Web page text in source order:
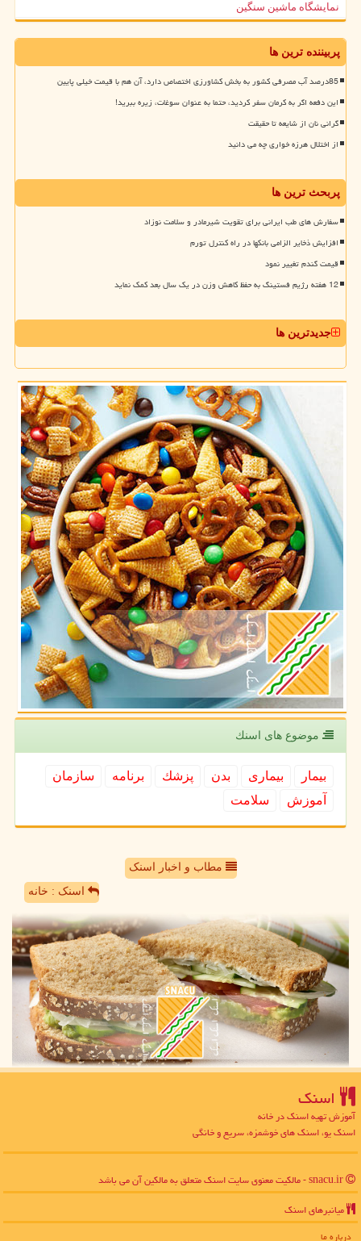
نمایشگاه ماشین سنگین
پربیننده ترین ها
85درصد آب مصرفی کشور به بخش کشاورزی اختصاص دارد، آن هم با قیمت خیلی پایین
این دفعه اگر به کرمان سفر کردید، حتما به عنوان سوغات، زیره ببرید!
گرانی نان از شایعه تا حقیقت
از اختلال هرزه خواری چه می دانید
پربحث ترین ها
سفارش های طب ایرانی برای تقویت شیرمادر و سلامت نوزاد
افزایش ذخایر الزامی بانکها در راه کنترل تورم
قیمت گندم تغییر نمود
12 هفته رژیم فستینگ به حفظ کاهش وزن در یک سال بعد کمک نماید
جدیدترین ها
موضوع های اسنك
بیمار بیماری بدن پزشك برنامه
سازمان
آموزش
سلامت
مطاب و اخبار اسنک
اسنک : خانه
اسنك
آموزش تهیه اسنک در خانه
اسنک یو، اسنک های خوشمزه، سریع و خانگی
میانبرهای اسنك
درباره ما